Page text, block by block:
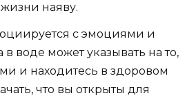
наяву.
с эмоциями и
воде может указывать на то,
и находитесь в здоровом
что вы открыты для